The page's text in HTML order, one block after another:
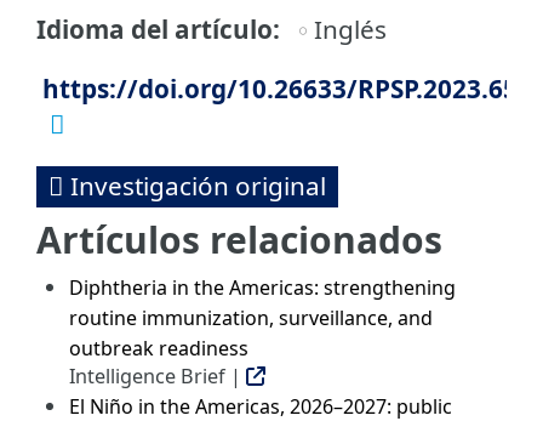
Idioma del artículo
Inglés
https://doi.org/10.26633/RPSP.2023.65
Investigación original
Artículos relacionados
Diphtheria in the Americas: strengthening
routine immunization, surveillance, and
outbreak readiness
Intelligence Brief |
El Niño in the Americas, 2026–2027: public